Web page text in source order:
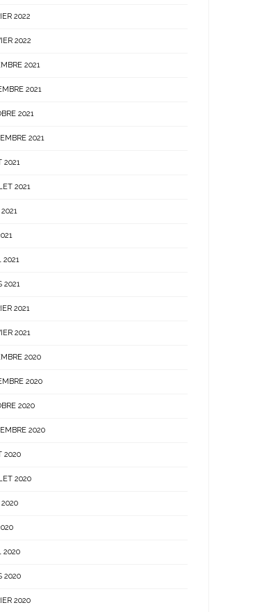
2022
2022
2021
2021
2021
2021
2021
2021
2021
2021
2021
2021
2020
2020
2020
2020
2020
2020
2020
2020
2020